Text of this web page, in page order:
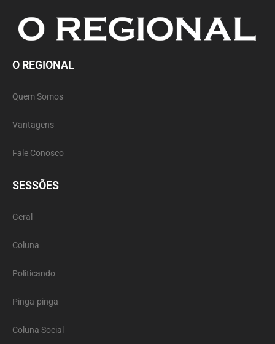
O REGIONAL
Quem Somos
Vantagens
Fale Conosco
SESSÕES
Geral
Coluna
Politicando
Pinga-pinga
Coluna Social